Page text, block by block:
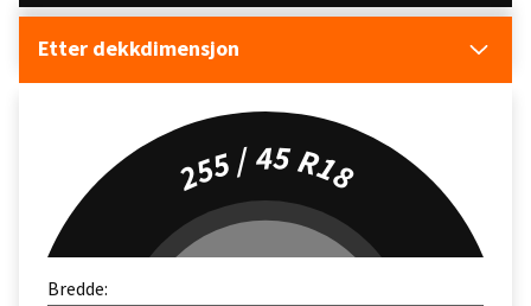
Etter dekkdimensjon
255 / 45 R18
Bredde: